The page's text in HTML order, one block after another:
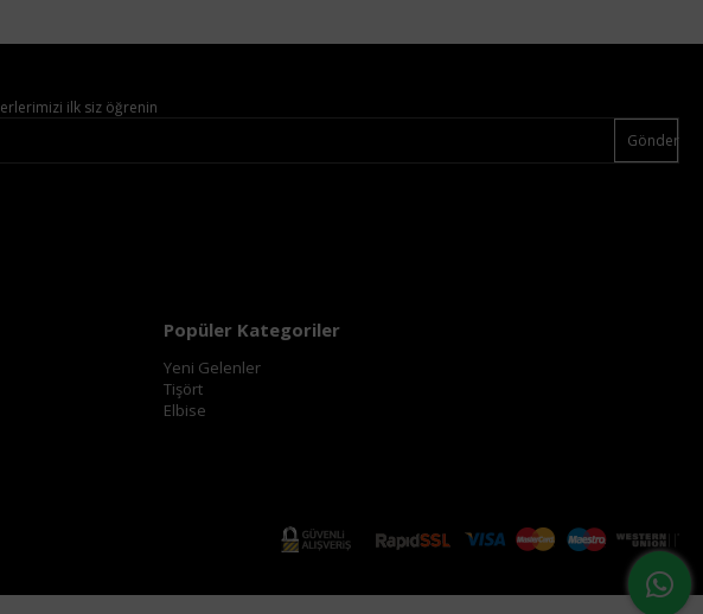
ilk siz öğrenin
Gönder
Popüler Kategoriler
Yeni Gelenler
Tişört
Elbise